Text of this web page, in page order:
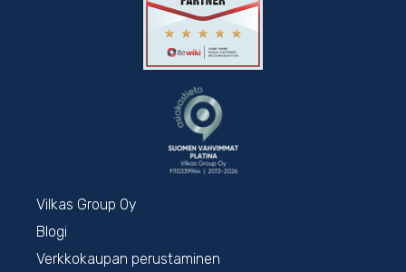
Vilkas Group Oy
Blogi
Verkkokaupan perustaminen